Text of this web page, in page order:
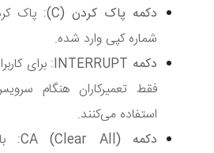
دکمه پاک کردن (C)
: پاک
شماره کپی وارد شده.
دکمه INTERRUPT
: برای
فقط تعمیرکاران هنگام
استفاده می‌کنند.
دکمه CA (Clear All)
: